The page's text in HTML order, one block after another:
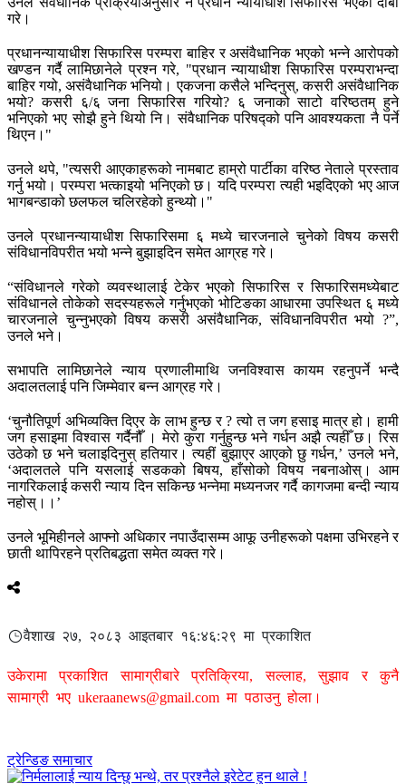
गरे।
प्रधानन्यायाधीश सिफारिस परम्परा बाहिर र असंवैधानिक भएको भन्ने आरोपको
खण्डन गर्दै लामिछानेले प्रश्न गरे, "प्रधान न्यायाधीश सिफारिस परम्पराभन्दा
बाहिर गयो, असंवैधानिक भनियो। एकजना कसैले भन्दिनुस्, कसरी असंवैधानिक
भयो? कसरी ६/६ जना सिफारिस गरियो? ६ जनाको साटो वरिष्ठतम् हुने
भनिएको भए सोझै हुने थियो नि। संवैधानिक परिषद्को पनि आवश्यकता नै पर्ने
थिएन।"
उनले थपे, "त्यसरी आएकाहरूको नामबाट हाम्रो पार्टीका वरिष्ठ नेताले प्रस्ताव
गर्नु भयो। परम्परा भत्काइयो भनिएको छ। यदि परम्परा त्यही भइदिएको भए आज
भागबन्डाको छलफल चलिरहेको हुन्थ्यो।"
उनले प्रधानन्यायाधीश सिफारिसमा ६ मध्ये चारजनाले चुनेको विषय कसरी
संविधानविपरीत भयो भन्ने बुझाइदिन समेत आग्रह गरे।
“संविधानले गरेको व्यवस्थालाई टेकेर भएको सिफारिस र सिफारिसमध्येबाट
संविधानले तोकेको सदस्यहरूले गर्नुभएको भोटिङका आधारमा उपस्थित ६ मध्ये
चारजनाले चुन्नुभएको विषय कसरी असंवैधानिक, संविधानविपरीत भयो ?”,
उनले भने।
सभापति लामिछानेले न्याय प्रणालीमाथि जनविश्वास कायम रहनुपर्ने भन्दै
अदालतलाई पनि जिम्मेवार बन्न आग्रह गरे।
‘चुनौतिपूर्ण अभिव्यक्ति दिएर के लाभ हुन्छ र ? त्यो त जग हसाइ मात्र हो। हामी
जग हसाइमा विश्वास गर्दैनौँ । मेरो कुरा गर्नुहुन्छ भने गर्धन अझै त्यहीँ छ। रिस
उठेको छ भने चलाइदिनुस् हतियार। त्यहीं बुझाएर आएको छु गर्धन,’ उनले भने,
‘अदालतले पनि यसलाई सडकको बिषय, हाँसोको विषय नबनाओस्। आम
नागरिकलाई कसरी न्याय दिन सकिन्छ भन्नेमा मध्यनजर गर्दै कागजमा बन्दी न्याय
नहोस्।।’
उनले भूमिहीनले आफ्नो अधिकार नपाउँदासम्म आफू उनीहरूको पक्षमा उभिरहने र
छाती थापिरहने प्रतिबद्धता समेत व्यक्त गरे।
वैशाख २७, २०८३ आइतबार १६:४६:२९ मा प्रकाशित
उकेरामा प्रकाशित सामाग्रीबारे प्रतिक्रिया, सल्लाह, सुझाव र कुनै
सामाग्री भए ukeraanews@gmail.com मा पठाउनु होला।
ट्रेन्डिङ समाचार